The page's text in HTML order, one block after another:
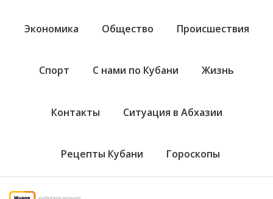
Экономика Общество Происшествия
Спорт С нами по Кубани Жизнь
Контакты Ситуация в Абхазии
Рецепты Кубани Гороскопы